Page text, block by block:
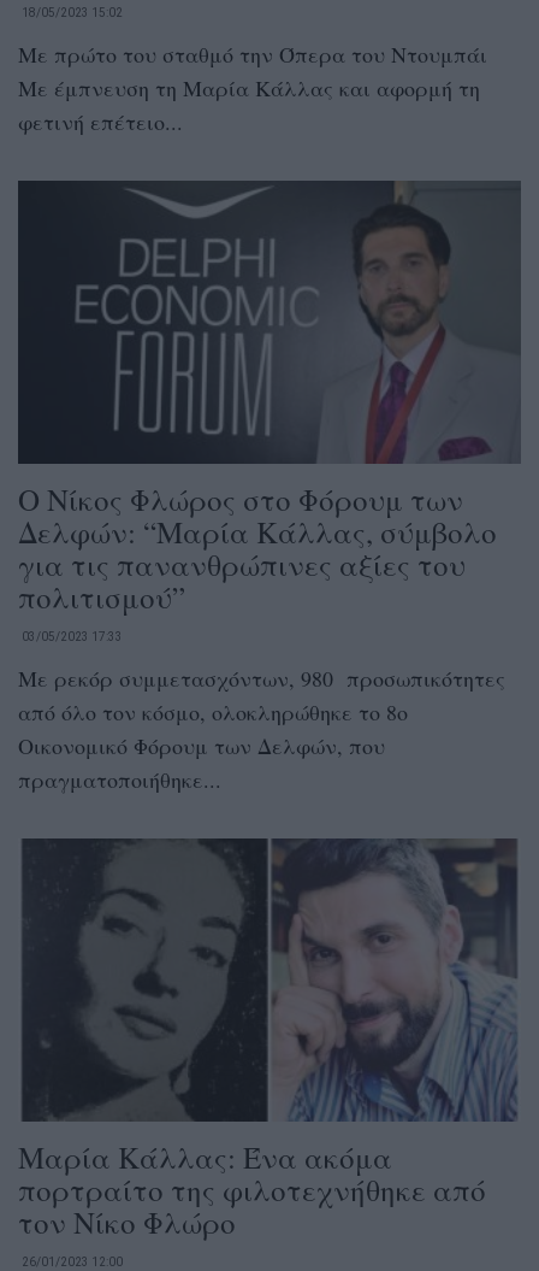
18/05/2023 15:02
Με πρώτο του σταθμό την Όπερα του Ντουμπάι
Με έμπνευση τη Μαρία Κάλλας και αφορμή τη
φετινή επέτειο...
Ο Νίκος Φλώρος στο Φόρουμ των
Δελφών: “Μαρία Κάλλας, σύμβολο
για τις πανανθρώπινες αξίες του
πολιτισμού”
03/05/2023 17:33
Με ρεκόρ συμμετασχόντων, 980 προσωπικότητες
από όλο τον κόσμο, ολοκληρώθηκε το 8ο
Οικονομικό Φόρουμ των Δελφών, που
πραγματοποιήθηκε...
Μαρία Κάλλας: Ένα ακόμα
πορτραίτο της φιλοτεχνήθηκε από
τον Νίκο Φλώρο
26/01/2023 12:00